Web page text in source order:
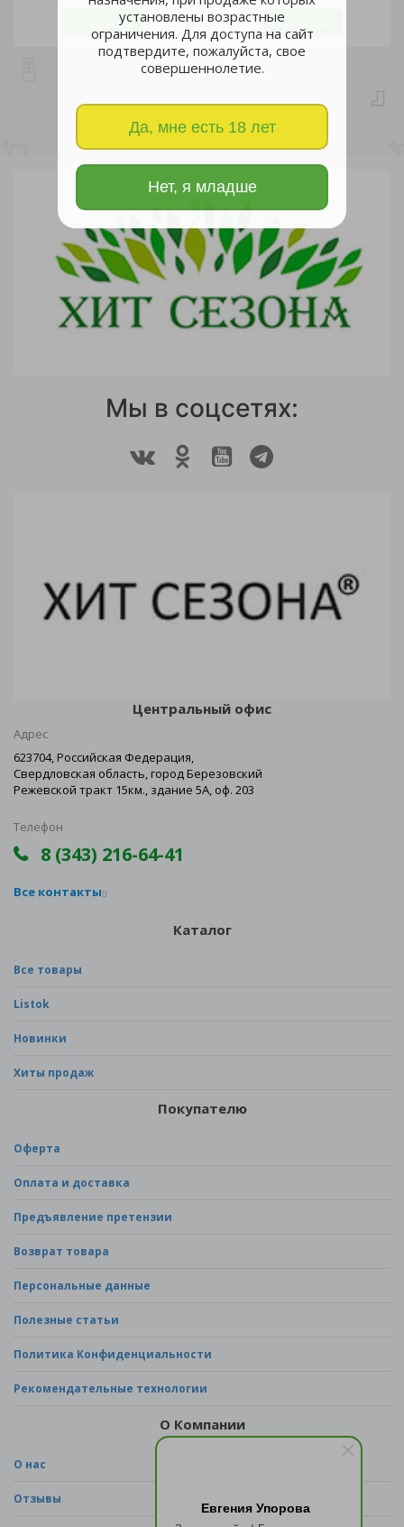
Евгения Упорова
установлены возрастные
ограничения. Для доступа на сайт
подтвердите, пожалуйста, свое
совершеннолетие.
Да, мне есть 18 лет
Нет, я младше
В корзину
В корзину
Мы в соцсетях:
Центральный офис
Адрес
623704, Российская Федерация,
Свердловская область, город Березовский
Режевской тракт 15км., здание 5А, оф. 203
Телефон
8 (343) 216-64-41
Все контакты
Каталог
Все товары
Listok
Новинки
Хиты продаж
Покупателю
Оферта
Оплата и доставка
Предъявление претензии
Возврат товара
Персональные данные
Полезные статьи
Политика Конфиденциальности
Рекомендательные технологии
О Компании
О нас
Отзывы